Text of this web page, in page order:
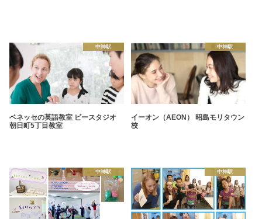
中神駅
ベネッセの英語教室 ビースタジオ
朝日町5丁目教室
中神駅
イーオン（AEON） 昭島モリタウン
校
中神駅 中神駅